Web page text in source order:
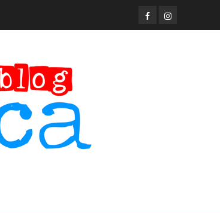
FacebookInstagram